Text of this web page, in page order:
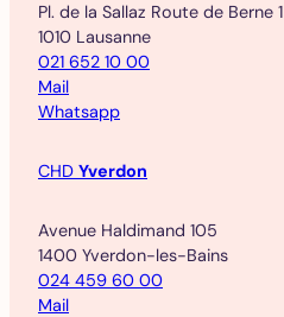
Pl. de la Sallaz Route de Berne 1
1010 Lausanne
021 652 10 00
Mail
Whatsapp
CHD Yverdon
Avenue Haldimand 105
1400 Yverdon-les-Bains
024 459 60 00
Mail